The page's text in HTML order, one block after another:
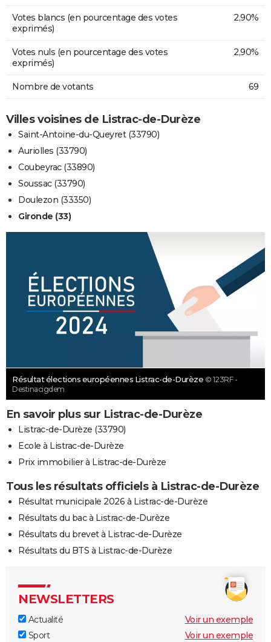
Votes blancs (en pourcentage des votes
exprimés)
2,90%
Votes nuls (en pourcentage des votes
exprimés)
2,90%
Nombre de votants 69
Villes voisines de Listrac-de-Durèze
Saint-Antoine-du-Queyret (33790)
Auriolles (33790)
Coubeyrac (33890)
Soussac (33790)
Doulezon (33350)
Gironde (33)
Résultat élections européennes Listrac-de-Durèze © 123RF -
Destinacigdem
En savoir plus sur Listrac-de-Durèze
Listrac-de-Durèze (33790)
Ecole à Listrac-de-Durèze
Prix immobilier à Listrac-de-Durèze
Tous les résultats officiels à Listrac-de-Durèze
Résultat municipale 2026 à Listrac-de-Durèze
Résultats du bac à Listrac-de-Durèze
Résultats du brevet à Listrac-de-Durèze
Résultats du BTS à Listrac-de-Durèze
NEWSLETTERS
Actualité
Voir un exemple
Sport
Voir un exemple